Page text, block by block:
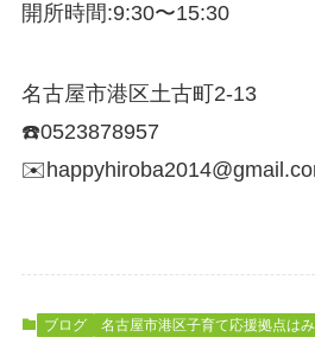
開所時間:9:30〜15:30
名古屋市港区土古町2-13
☎️0523878957
ブログ 名古屋市港区子育て応援拠点は